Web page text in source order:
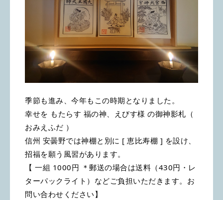
季節も進み、今年もこの時期となりました。
幸せを もたらす 福の神、えびす様 の御神影札（
おみえふだ ）
信州 安曇野では神棚と別に [ 恵比寿棚 ] を設け、
招福を願う風習があります。
【 一組 1000円 ＊郵送の場合は送料（430円・レ
ターパックライト）などご負担いただきます。お
問い合わせください】